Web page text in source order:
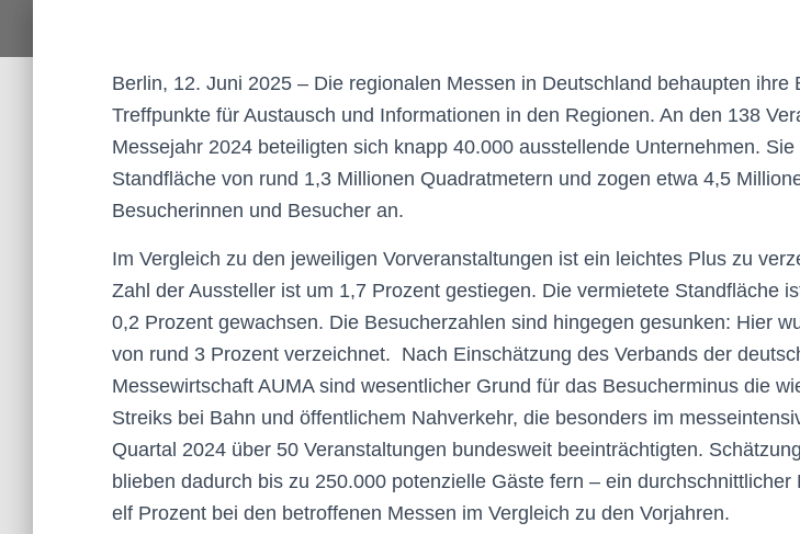
Berlin, 12. Juni 2025 – Die regionalen Messen in Deutschland behaupten ihre
Treffpunkte für Austausch und Informationen in den Regionen. An den 138
Messejahr 2024 beteiligten sich knapp 40.000 ausstellende Unternehmen.
Standfläche von rund 1,3 Millionen Quadratmetern und zogen etwa 4,5
Besucherinnen und Besucher an.
Im Vergleich zu den jeweiligen Vorveranstaltungen ist ein leichtes Plus zu
Zahl der Aussteller ist um 1,7 Prozent gestiegen. Die vermietete Standfläche
0,2 Prozent gewachsen. Die Besucherzahlen sind hingegen gesunken: Hier
von rund 3 Prozent verzeichnet. Nach Einschätzung des Verbands der
Messewirtschaft AUMA sind wesentlicher Grund für das Besucherminus die
Streiks bei Bahn und öffentlichem Nahverkehr, die besonders im
Quartal 2024 über 50 Veranstaltungen bundesweit beeinträchtigten.
blieben dadurch bis zu 250.000 potenzielle Gäste fern – ein durchschnittlicher
elf Prozent bei den betroffenen Messen im Vergleich zu den Vorjahren.